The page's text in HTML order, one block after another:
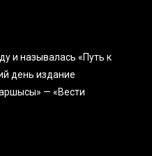
и называлась «Путь к
день издание
— «Вести